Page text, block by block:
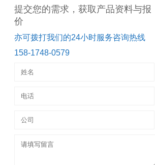
提交您的需求，获取产品资料与报
价
亦可拨打我们的24小时服务咨询热线
158-1748-0579